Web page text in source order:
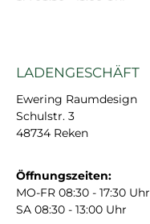
LADENGESCHÄFT
Ewering Raumdesign
Schulstr. 3
48734 Reken
Öffnungszeiten:
MO-FR 08:30 - 17:30 Uhr
SA 08:30 - 13:00 Uhr